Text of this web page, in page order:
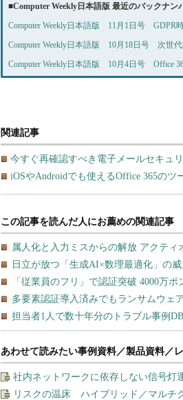
■Computer Weekly日本語版 最近のバックナン
Computer Weekly日本語版 11月1日号 GDPR
Computer Weekly日本語版 10月18日号 次世
Computer Weekly日本語版 10月4日号 Office
関連記事
今すぐ再確認すべき電子メールセキュ
iOSやAndroidでも使えるOffice 365のツ
あわせて読みたい事例資料／製品資料／
社内ネットワークに依存しない信号灯
リスクの温床 ハイブリッド／マルチ